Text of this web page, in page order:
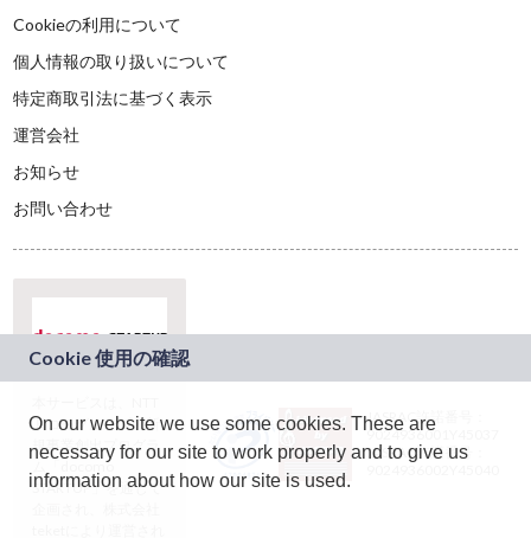
Cookieの利用について
個人情報の取り扱いについて
特定商取引法に基づく表示
運営会社
お知らせ
お問い合わせ
ドコモグループの新
規事業創出プログラ
ム「docomo
STARTUP」を通じて
JASRAC許諾番号：
9024936001Y45037
JASRAC許諾番号：
On our website we use some cookies. These are
necessary for our site to work properly and to give us
information about how our site is used.